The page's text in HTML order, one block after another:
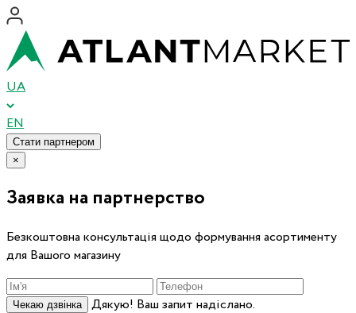
UA
EN
Стати партнером
×
Заявка на партнерство
Безкоштовна консультація щодо формування асортименту
для Вашого магазину
Чекаю дзвінка
Дякую! Ваш запит надіслано.